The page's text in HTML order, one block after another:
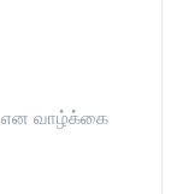
என வாழ்க்கை